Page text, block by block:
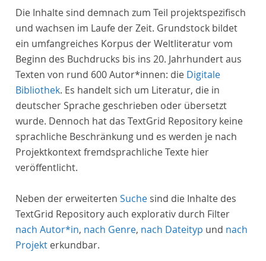
Die Inhalte sind demnach zum Teil projektspezifisch
und wachsen im Laufe der Zeit. Grundstock bildet
ein umfangreiches Korpus der Weltliteratur vom
Beginn des Buchdrucks bis ins 20. Jahrhundert aus
Texten von rund 600 Autor*innen: die Digitale
Bibliothek. Es handelt sich um Literatur, die in
deutscher Sprache geschrieben oder übersetzt
wurde. Dennoch hat das TextGrid Repository keine
sprachliche Beschränkung und es werden je nach
Projektkontext fremdsprachliche Texte hier
veröffentlicht.
Neben der erweiterten Suche sind die Inhalte des
TextGrid Repository auch explorativ durch Filter
nach Autor*in, nach Genre, nach Dateityp und nach
Projekt erkundbar.